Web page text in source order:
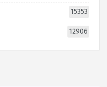
15353
12906